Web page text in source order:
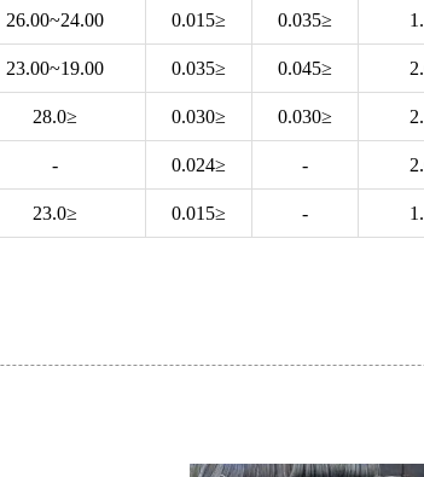
≤0.035
≤0.015
24.00~26.00
≤0.045
≤0.035
19.00~23.00
≤0.030
≤0.030
≤28.0
-
≤0.024
-
-
≤0.015
≤23.0